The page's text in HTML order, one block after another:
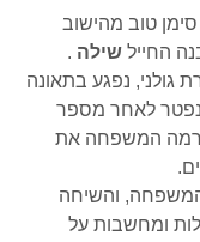
טוב מהישוב
החייל שילה .
גולני, נפגע בתאונה
לאחר מספר
המשפחה את
והשיחה
ומחשבות על